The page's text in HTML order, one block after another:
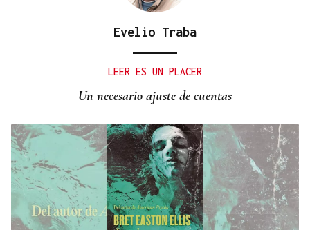
Evelio Traba
LEER ES UN PLACER
Un necesario ajuste de cuentas